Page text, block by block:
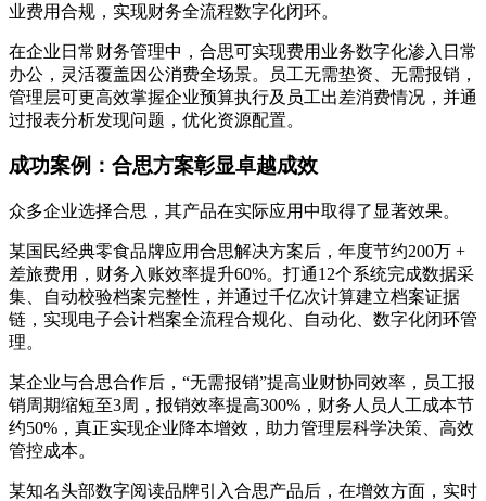
业费用合规，实现财务全流程数字化闭环。
在企业日常财务管理中，合思可实现费用业务数字化渗入日常
办公，灵活覆盖因公消费全场景。员工无需垫资、无需报销，
管理层可更高效掌握企业预算执行及员工出差消费情况，并通
过报表分析发现问题，优化资源配置。
成功案例：合思方案彰显卓越成效
众多企业选择合思，其产品在实际应用中取得了显著效果。
某国民经典零食品牌应用合思解决方案后，年度节约200万 +
差旅费用，财务入账效率提升60%。打通12个系统完成数据采
集、自动校验档案完整性，并通过千亿次计算建立档案证据
链，实现电子会计档案全流程合规化、自动化、数字化闭环管
理。
某企业与合思合作后，“无需报销”提高业财协同效率，员工报
销周期缩短至3周，报销效率提高300%，财务人员人工成本节
约50%，真正实现企业降本增效，助力管理层科学决策、高效
管控成本。
某知名头部数字阅读品牌引入合思产品后，在增效方面，实时